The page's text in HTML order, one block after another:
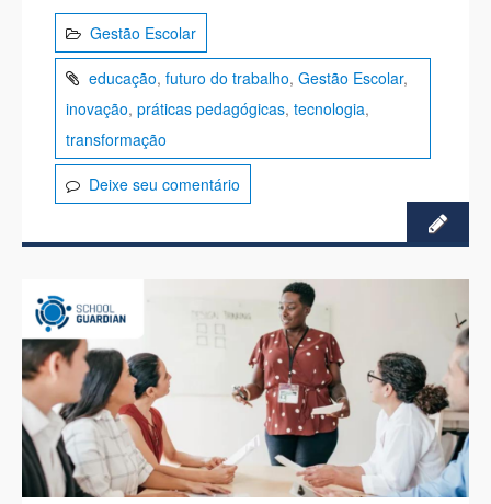
Gestão Escolar
educação,futuro do trabalho,Gestão Escolar,
inovação,práticas pedagógicas,tecnologia,
transformação
Deixe seu comentário